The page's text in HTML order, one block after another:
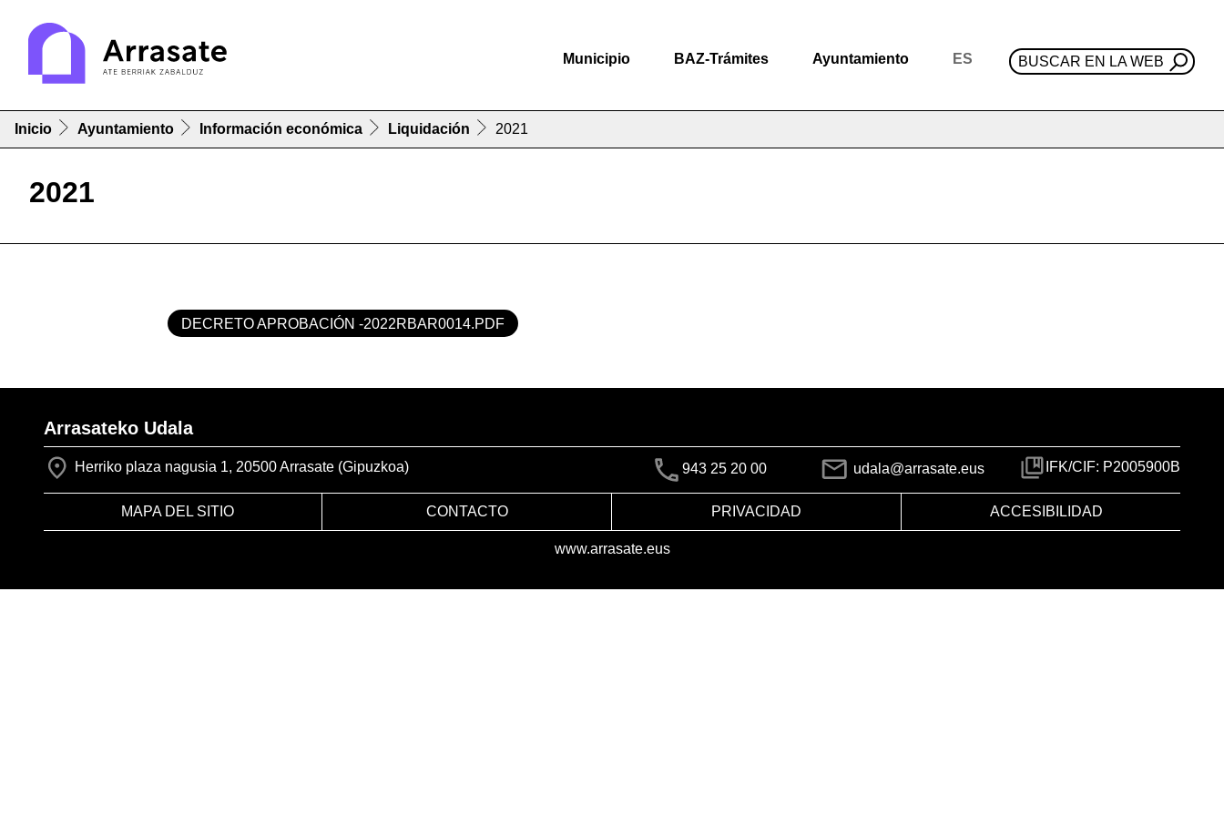
Municipio BAZ-Trámites Ayuntamiento ES BUSCAR EN LA WEB
Inicio Ayuntamiento Información económica Liquidación 2021
2021
DECRETO APROBACIÓN -2022RBAR0014.PDF
Arrasateko Udala
Herriko plaza nagusia 1, 20500 Arrasate (Gipuzkoa) 943 25 20 00 udala@arrasate.eus IFK/CIF: P2005900B
MAPA DEL SITIO CONTACTO PRIVACIDAD ACCESIBILIDAD
www.arrasate.eus